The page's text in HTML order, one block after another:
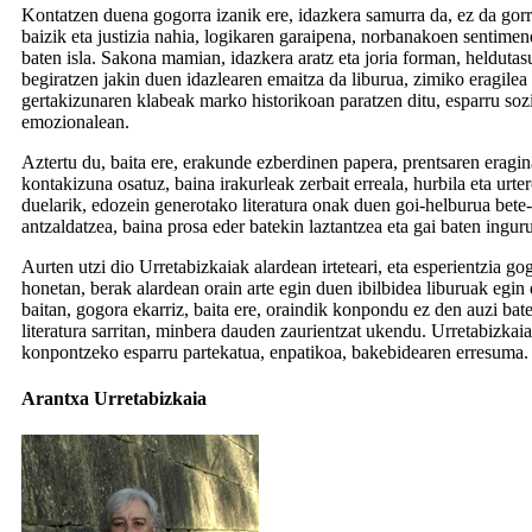
Kontatzen duena gogorra izanik ere, idazkera samurra da, ez da
baizik eta justizia nahia, logikaren garaipena, norbanakoen
baten isla. Sakona mamian, idazkera aratz eta joria forman,
begiratzen jakin duen idazlearen emaitza da liburua, zimiko
gertakizunaren klabeak marko historikoan paratzen ditu, esparru
emozionalean.
Aztertu du, baita ere, erakunde ezberdinen papera, prentsaren
kontakizuna osatuz, baina irakurleak zerbait erreala, hurbila eta
duelarik, edozein generotako literatura onak duen goi-helburua
antzaldatzea, baina prosa eder batekin laztantzea eta gai baten
Aurten utzi dio Urretabizkaiak alardean irteteari, eta esperientzia
honetan, berak alardean orain arte egin duen ibilbidea liburuak
baitan, gogora ekarriz, baita ere, oraindik konpondu ez den auzi
literatura sarritan, minbera dauden zaurientzat ukendu.
konpontzeko esparru partekatua, enpatikoa, bakebidearen erresuma.
Arantxa Urretabizkaia